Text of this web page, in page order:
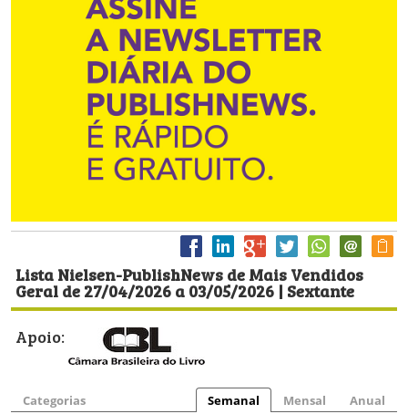
Lista Nielsen-PublishNews de Mais Vendidos
Geral de 27/04/2026 a 03/05/2026 | Sextante
Apoio:
Categorias Semanal Mensal Anual